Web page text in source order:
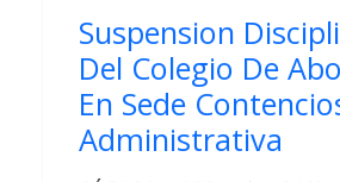
Suspension
Del Colegio De
En Sede
Administrativa